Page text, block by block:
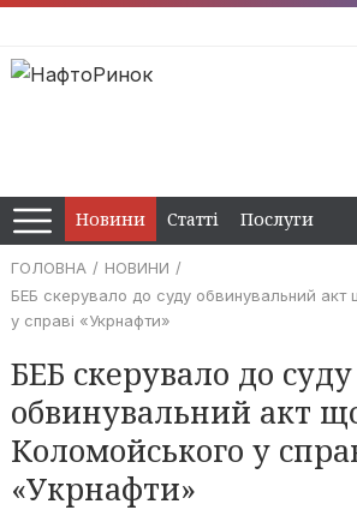
Новини Статті Послуги
ГОЛОВНА
НОВИНИ
БЕБ скерувало до суду обвинувальний акт
у справі «Укрнафти»
БЕБ скерувало до суду
обвинувальний акт
Коломойського у
«Укрнафти»